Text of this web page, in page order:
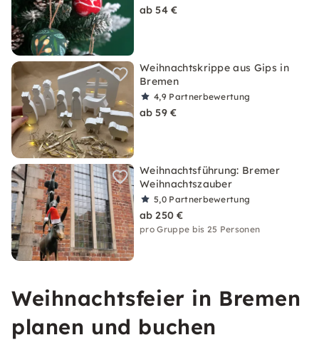
ab 54 €
Weihnachtskrippe aus Gips in
Bremen
4,9 Partnerbewertung
ab 59 €
Weihnachtsführung: Bremer
Weihnachtszauber
5,0 Partnerbewertung
ab 250 €
pro Gruppe bis 25 Personen
Weihnachtsfeier in Bremen
planen und buchen